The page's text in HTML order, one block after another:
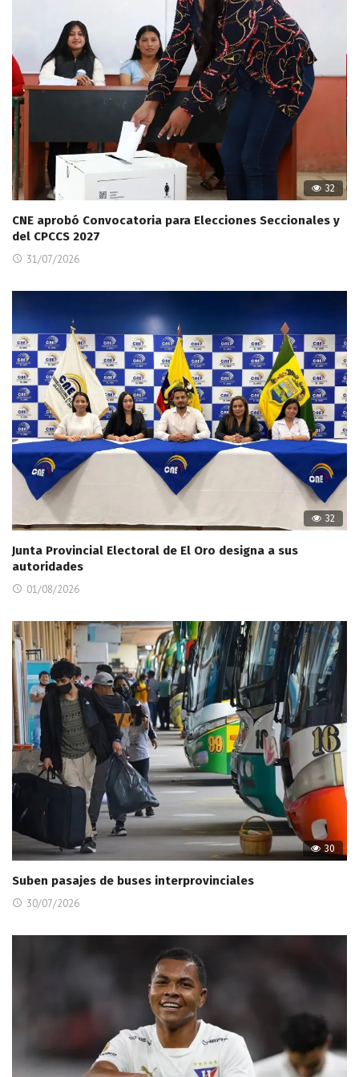
32
CNE aprobó Convocatoria para Elecciones Seccionales y
del CPCCS 2027
31/07/2026
32
Junta Provincial Electoral de El Oro designa a sus
autoridades
01/08/2026
30
Suben pasajes de buses interprovinciales
30/07/2026